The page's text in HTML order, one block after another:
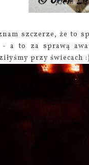
szczerze, że to
a to za sprawą
przy świecach :)